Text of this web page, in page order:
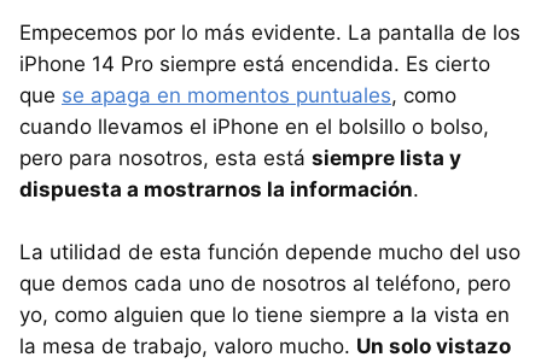
Empecemos por lo más evidente. La pantalla de los
iPhone 14 Pro siempre está encendida. Es cierto
que se apaga en momentos puntuales, como
cuando llevamos el iPhone en el bolsillo o bolso,
pero para nosotros, esta está siempre lista y
dispuesta a mostrarnos la información.
La utilidad de esta función depende mucho del uso
que demos cada uno de nosotros al teléfono, pero
yo, como alguien que lo tiene siempre a la vista en
la mesa de trabajo, valoro mucho. Un solo vistazo